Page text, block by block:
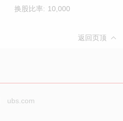
换股比率: 10,000
返回页顶
ubs.com